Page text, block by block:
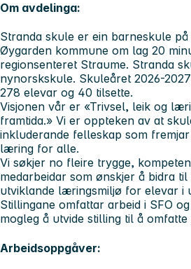
Om avdelinga:
Stranda skule er ein barneskule
Øygarden kommune om lag 20
regionsenteret Straume. Stranda
nynorskskule. Skuleåret 2026-
278 elevar og 40 tilsette.
Visjonen vår er «Trivsel, leik og
framtida.» Vi er oppteken av at
inkluderande felleskap som
læring for alle.
Vi søkjer no fleire trygge,
medarbeidar som ønskjer å bidra
utviklande læringsmiljø for elevar i
Stillingane omfattar arbeid i SFO
mogleg å utvide stilling til å
Arbeidsoppgåver: